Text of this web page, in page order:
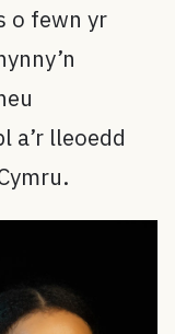
o fewn yr
a’r lleoedd